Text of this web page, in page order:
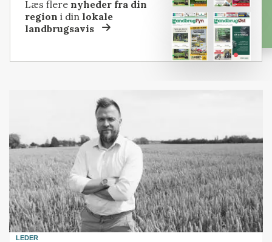
Læs flere nyheder fra din
region i dinlokale
landbrugsavis
LEDER